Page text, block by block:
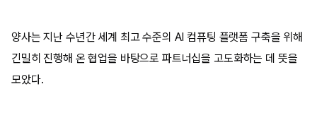
양사는 지난 수년간 세계 최고 수준의 AI 컴퓨팅 플랫폼 구축을 위해
긴밀히 진행해 온 협업을 바탕으로 파트너십을 고도화하는 데 뜻을
모았다.